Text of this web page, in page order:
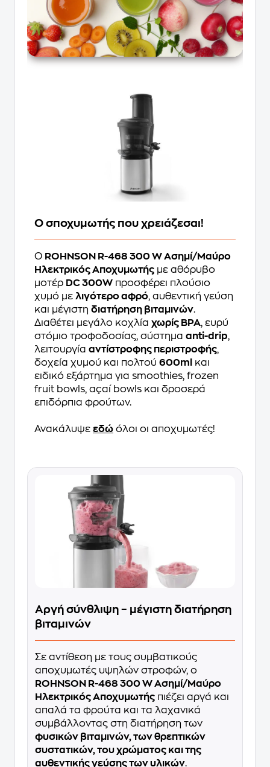
Ο σποχυμωτής που χρειάζεσαι!
Ο ROHNSON R-468 300 W Ασημί/Μαύρο
Ηλεκτρικός Αποχυμωτής με αθόρυβο
μοτέρ DC 300W προσφέρει πλούσιο
χυμό με λιγότερο αφρό, αυθεντική γεύση
και μέγιστη διατήρηση βιταμινών.
Διαθέτει μεγάλο κοχλία χωρίς BPA, ευρύ
στόμιο τροφοδοσίας, σύστημα anti-drip,
λειτουργία αντίστροφης περιστροφής,
δοχεία χυμού και πολτού 600ml
και
ειδικό εξάρτημα για smoothies, frozen
fruit bowls, açaí bowls και δροσερά
επιδόρπια φρούτων.
Ανακάλυψε εδώ όλοι οι αποχυμωτές!
Αργή σύνθλιψη – μέγιστη διατήρηση
βιταμινών
Σε αντίθεση με τους συμβατικούς
αποχυμωτές υψηλών στροφών, ο
ROHNSON R-468 300 W Ασημί/Μαύρο
Ηλεκτρικός Αποχυμωτής πιέζει αργά και
απαλά τα φρούτα και τα λαχανικά
συμβάλλοντας στη διατήρηση των
φυσικών βιταμινών, των θρεπτικών
συστατικών, του χρώματος και της
αυθεντικής γεύσης των υλικών.